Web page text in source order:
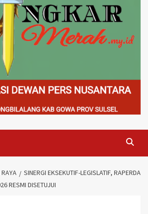
SINERGI EKSEKUTIF-LEGISLATIF, RAPERDA
RESMI DISETUJUI